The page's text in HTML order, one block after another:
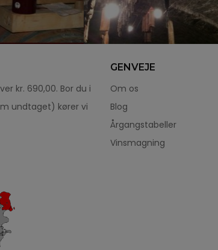
kr. 690,00. Bor du i
undtaget) kører vi
GENVEJE
Om os
Blog
Årgangstabeller
Vinsmagning